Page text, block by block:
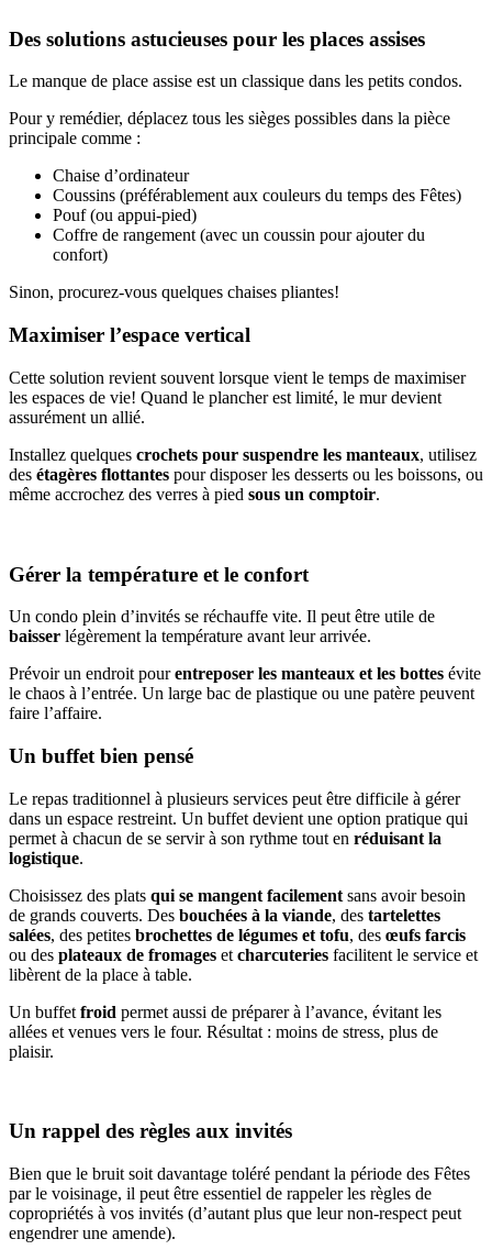
Des solutions astucieuses pour les places assises
Le manque de place assise est un classique dans les petits condos.
Pour y remédier, déplacez tous les sièges possibles dans la pièce
principale comme :
Chaise d’ordinateur
Coussins (préférablement aux couleurs du temps des Fêtes)
Pouf (ou appui-pied)
Coffre de rangement (avec un coussin pour ajouter du
confort)
Sinon, procurez-vous quelques chaises pliantes!
Maximiser l’espace vertical
Cette solution revient souvent lorsque vient le temps de maximiser
les espaces de vie! Quand le plancher est limité, le mur devient
assurément un allié.
Installez quelques crochets pour suspendre les manteaux, utilisez
des étagères flottantes pour disposer les desserts ou les boissons, ou
même accrochez des verres à pied sous un comptoir.
Gérer la température et le confort
Un condo plein d’invités se réchauffe vite. Il peut être utile de
baisser légèrement la température avant leur arrivée.
Prévoir un endroit pourentreposer les manteaux et les bottes évite
le chaos à l’entrée. Un large bac de plastique ou une patère peuvent
faire l’affaire.
Un buffet bien pensé
Le repas traditionnel à plusieurs services peut être difficile à gérer
dans un espace restreint. Un buffet devient une option pratique qui
permet à chacun de se servir à son rythme tout en réduisant la
logistique.
Choisissez des plats qui se mangent facilement sans avoir besoin
de grands couverts. Des bouchées à la viande, des tartelettes
salées, des petites brochettes de légumes et tofu, des œufs farcis
ou des plateaux de fromages et charcuteries facilitent le service et
libèrent de la place à table.
Un buffet froid permet aussi de préparer à l’avance, évitant les
allées et venues vers le four. Résultat : moins de stress, plus de
plaisir.
Un rappel des règles aux invités
Bien que le bruit soit davantage toléré pendant la période des Fêtes
par le voisinage, il peut être essentiel de rappeler les règles de
copropriétés à vos invités (d’autant plus que leur non-respect peut
engendrer une amende).